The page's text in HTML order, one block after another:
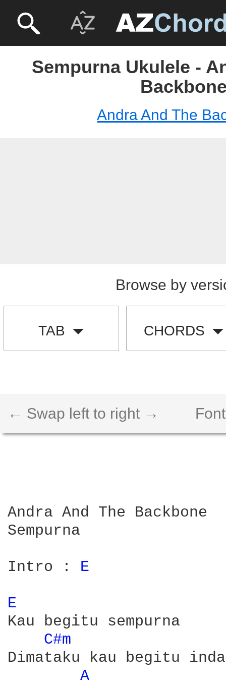
Sempurna Ukulele -
Andra And The
Browse by
TAB CHORDS
← Swap left to right →
Andra And The Backbone
Sempurna
Intro : E
E
Kau begitu sempurna
C#m
Dimataku kau begitu
A